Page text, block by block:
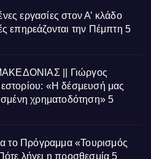
εργασίες στον Α’ κλάδο
επηρεάζονται την Πέμπτη 5
|| Γιώργος
«Η δέσμευσή μας
χρηματοδότηση» 5
το Πρόγραμμα «Τουρισμός
λήγει η προσθεσμία 5